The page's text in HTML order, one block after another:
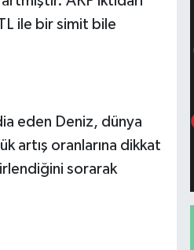
ile bir simit bile
eden Deniz, dünya
artış oranlarına dikkat
sorarak